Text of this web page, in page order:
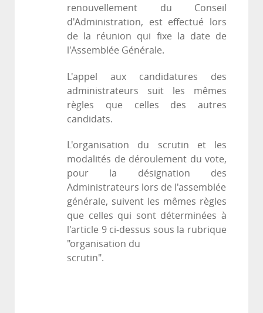
renouvellement du Conseil
d'Administration, est effectué lors
de la réunion qui fixe la date de
l'Assemblée Générale.
L'appel aux candidatures des
administrateurs suit les mêmes
règles que celles des autres
candidats.
L'organisation du scrutin et les
modalités de déroulement du vote,
pour la désignation des
Administrateurs lors de l'assemblée
générale, suivent les mêmes règles
que celles qui sont déterminées à
l'article 9 ci-dessus sous la rubrique
"organisation du
scrutin".